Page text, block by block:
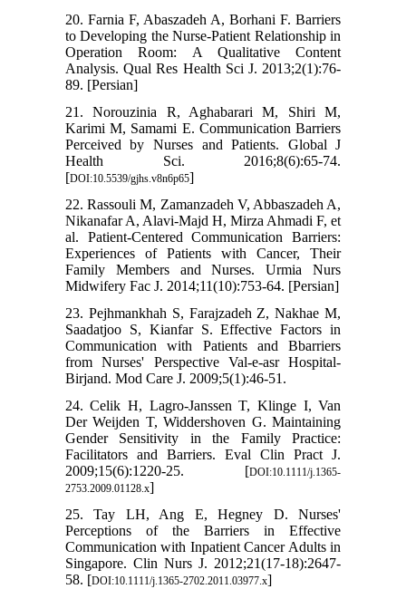
20. Farnia F, Abaszadeh A, Borhani F. Barriers
to Developing the Nurse-Patient Relationship in
Operation Room: A Qualitative Content
Analysis. Qual Res Health Sci J. 2013;2(1):76-
89. [Persian]
21. Norouzinia R, Aghabarari M, Shiri M,
Karimi M, Samami E. Communication Barriers
Perceived by Nurses and Patients. Global J
Health Sci. 2016;8(6):65-74.
[DOI:10.5539/gjhs.v8n6p65]
22. Rassouli M, Zamanzadeh V, Abbaszadeh A,
Nikanafar A, Alavi-Majd H, Mirza Ahmadi F, et
al. Patient-Centered Communication Barriers:
Experiences of Patients with Cancer, Their
Family Members and Nurses. Urmia Nurs
Midwifery Fac J. 2014;11(10):753-64. [Persian]
23. Pejhmankhah S, Farajzadeh Z, Nakhae M,
Saadatjoo S, Kianfar S. Effective Factors in
Communication with Patients and Bbarriers
from Nurses' Perspective Val-e-asr Hospital-
Birjand. Mod Care J. 2009;5(1):46-51.
24. Celik H, Lagro‐Janssen T, Klinge I, Van
Der Weijden T, Widdershoven G. Maintaining
Gender Sensitivity in the Family Practice:
Facilitators and Barriers. Eval Clin Pract J.
2009;15(6):1220-25. [DOI:10.1111/j.1365-
2753.2009.01128.x]
25. Tay LH, Ang E, Hegney D. Nurses'
Perceptions of the Barriers in Effective
Communication with Inpatient Cancer Adults in
Singapore. Clin Nurs J. 2012;21(17‐18):2647-
58. [DOI:10.1111/j.1365-2702.2011.03977.x]